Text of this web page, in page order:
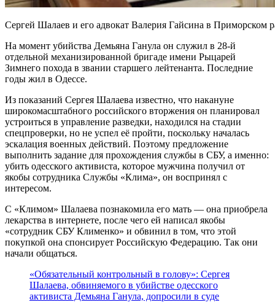
Сергей Шалаев и его адвокат Валерия Гайсина в
На момент убийства Демьяна Ганула он служил в 28-й
отдельной механизированной бригаде имени Рыцарей
Зимнего похода в звании старшего лейтенанта. Последние
годы жил в Одессе.
Из показаний Сергея Шалаева известно, что накануне
широкомасштабного российского вторжения он планировал
устроиться в управление разведки, находился на стадии
спецпроверки, но не успел её пройти, поскольку началась
эскалация военных действий. Поэтому предложение
выполнить задание для прохождения службы в СБУ, а именно:
убить одесского активиста, которое мужчина получил от
якобы сотрудника Службы «Клима», он воспринял с
интересом.
С «Климом» Шалаева познакомила его мать — она приобрела
лекарства в интернете, после чего ей написал якобы
«сотрудник СБУ Клименко» и обвинил в том, что этой
покупкой она спонсирует Российскую Федерацию. Так они
начали общаться.
«Обязательный контрольный в голову»: Сергея
Шалаева, обвиняемого в убийстве одесского
активиста Демьяна Ганула, допросили в суде